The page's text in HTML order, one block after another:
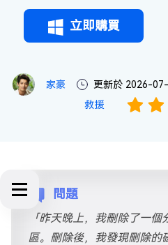
立即購買
家豪 更新於 2026-
救援
問題
「昨天晚上，我刪除了一
區。刪除後，我發現刪除的